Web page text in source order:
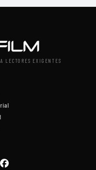
LECTORES EXIGENTES